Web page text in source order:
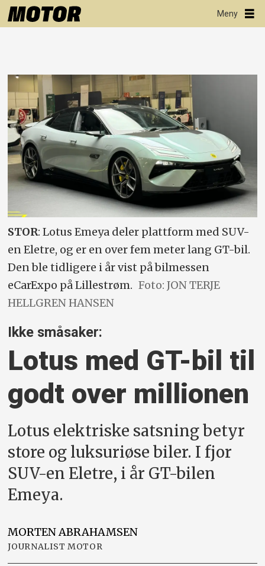
STOR: Lotus Emeya deler plattform med SUV-
en Eletre, og er en over fem meter lang GT-bil.
Den ble tidligere i år vist på bilmessen
eCarExpo på Lillestrøm. Foto: JON TERJE
HELLGREN HANSEN
Ikke småsaker:
Lotus med GT-bil til
godt over millionen
Lotus elektriske satsning betyr
store og luksuriøse biler. I fjor
SUV-en Eletre, i år GT-bilen
Emeya.
MORTENABRAHAMSEN
JOURNALIST MOTOR